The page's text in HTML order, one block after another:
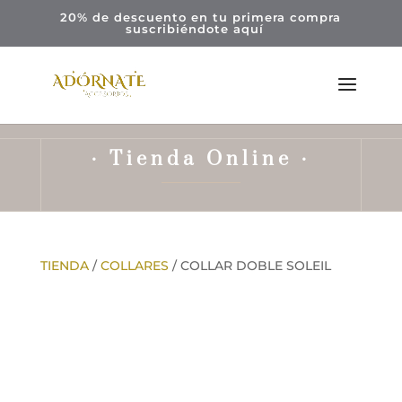
20% de descuento en tu primera compra
suscribiéndoteaquí
· Tienda Online ·
TIENDA/ COLLARES / COLLAR DOBLE SOLEIL